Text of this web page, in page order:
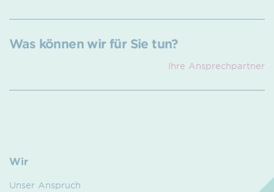
Was können wir für Sie tun?
Ihre Ansprech­partner
Wir
Unser Anspruch